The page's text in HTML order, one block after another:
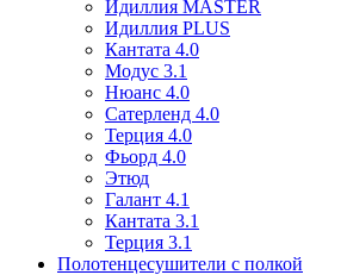
Идиллия MASTER
Идиллия PLUS
Кантата 4.0
Модус 3.1
Нюанс 4.0
Сатерленд 4.0
Терция 4.0
Фьорд 4.0
Этюд
Галант 4.1
Кантата 3.1
Терция 3.1
Полотенцесушители с полкой